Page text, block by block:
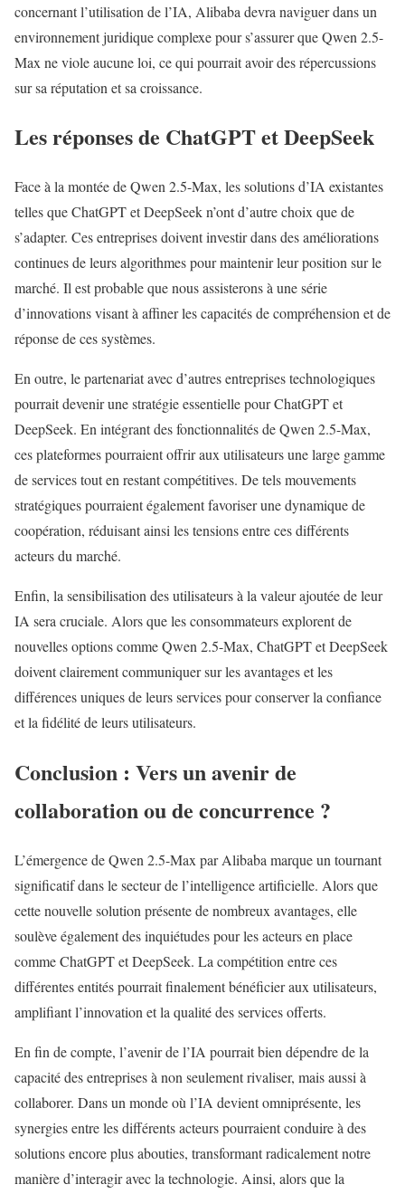
concernant l’utilisation de l’IA, Alibaba devra naviguer dans un
environnement juridique complexe pour s’assurer que Qwen 2.5-
Max ne viole aucune loi, ce qui pourrait avoir des répercussions
sur sa réputation et sa croissance.
Les réponses de ChatGPT et DeepSeek
Face à la montée de Qwen 2.5-Max, les solutions d’IA existantes
telles que ChatGPT et DeepSeek n’ont d’autre choix que de
s’adapter. Ces entreprises doivent investir dans des améliorations
continues de leurs algorithmes pour maintenir leur position sur le
marché. Il est probable que nous assisterons à une série
d’innovations visant à affiner les capacités de compréhension et de
réponse de ces systèmes.
En outre, le partenariat avec d’autres entreprises technologiques
pourrait devenir une stratégie essentielle pour ChatGPT et
DeepSeek. En intégrant des fonctionnalités de Qwen 2.5-Max,
ces plateformes pourraient offrir aux utilisateurs une large gamme
de services tout en restant compétitives. De tels mouvements
stratégiques pourraient également favoriser une dynamique de
coopération, réduisant ainsi les tensions entre ces différents
acteurs du marché.
Enfin, la sensibilisation des utilisateurs à la valeur ajoutée de leur
IA sera cruciale. Alors que les consommateurs explorent de
nouvelles options comme Qwen 2.5-Max, ChatGPT et DeepSeek
doivent clairement communiquer sur les avantages et les
différences uniques de leurs services pour conserver la confiance
et la fidélité de leurs utilisateurs.
Conclusion : Vers un avenir de
collaboration ou de concurrence ?
L’émergence de Qwen 2.5-Max par Alibaba marque un tournant
significatif dans le secteur de l’intelligence artificielle. Alors que
cette nouvelle solution présente de nombreux avantages, elle
soulève également des inquiétudes pour les acteurs en place
comme ChatGPT et DeepSeek. La compétition entre ces
différentes entités pourrait finalement bénéficier aux utilisateurs,
amplifiant l’innovation et la qualité des services offerts.
En fin de compte, l’avenir de l’IA pourrait bien dépendre de la
capacité des entreprises à non seulement rivaliser, mais aussi à
collaborer. Dans un monde où l’IA devient omniprésente, les
synergies entre les différents acteurs pourraient conduire à des
solutions encore plus abouties, transformant radicalement notre
manière d’interagir avec la technologie. Ainsi, alors que la